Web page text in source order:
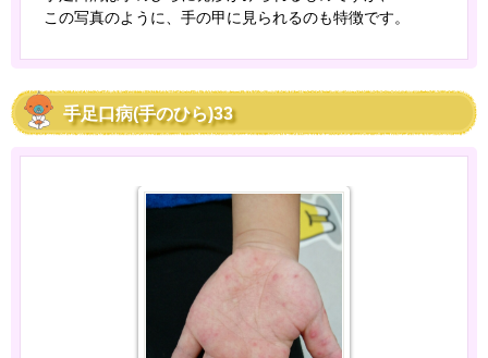
この写真のように、手の甲に見られるのも特徴です。
手足口病(手のひら)33